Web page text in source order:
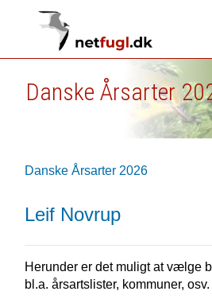
Danske Årsarter
Danske Årsarter 2026
Leif Novrup
Herunder er det muligt at vælge
bl.a. årsartslister, kommuner, osv.